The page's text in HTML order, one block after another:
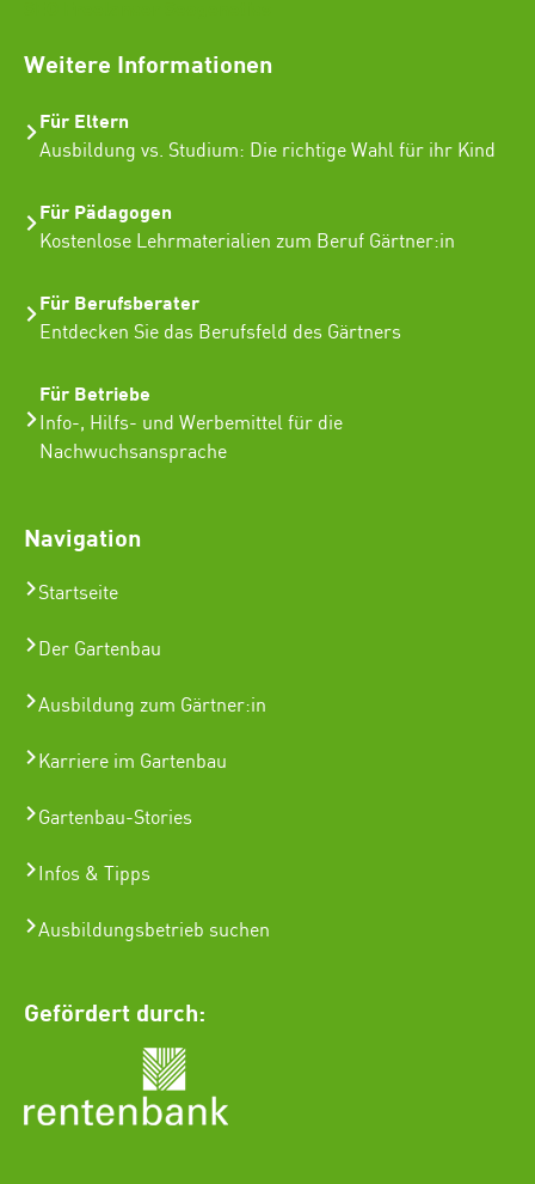
Weitere Informationen
Für Eltern
Ausbildung vs. Studium: Die richtige Wahl für ihr Kind
Für Pädagogen
Kostenlose Lehrmaterialien zum Beruf Gärtner:in
Für Berufsberater
Entdecken Sie das Berufsfeld des Gärtners
Für Betriebe
Info-, Hilfs- und Werbemittel für die
Nachwuchsansprache
Navigation
Startseite
Der Gartenbau
Ausbildung zum Gärtner:in
Karriere im Gartenbau
Gartenbau-Stories
Infos & Tipps
Ausbildungsbetrieb suchen
Gefördert durch: